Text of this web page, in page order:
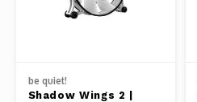
be quiet!
Shadow Wings 2 |